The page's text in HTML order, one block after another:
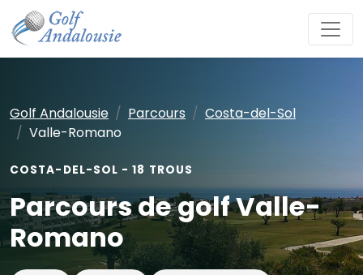
Golf Andalousie Parcours
Costa-del-Sol
Valle-Romano
COSTA-DEL-SOL - 18 TROUS
Parcours de golf Valle-
Romano